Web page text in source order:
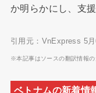
か明らかにし、支
引用元：VnExpress 5月
※本記事はソースの翻訳情報の